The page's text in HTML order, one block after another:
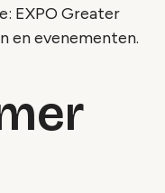
EXPO Greater
en evenementen.